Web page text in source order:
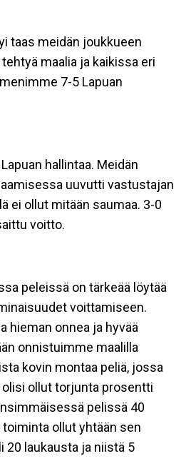
taas meidän joukkueen
maalia ja kaikissa eri
7-5 Lapuan
hallintaa. Meidän
uuvutti vastustajan
ei ollut mitään saumaa. 3-0
voitto.
peleissä on tärkeää löytää
voittamiseen.
hieman onnea ja hyvää
onnistuimme maalilla
kovin montaa peliä, jossa
olisi ollut torjunta prosentti
pelissä 40
toiminta ollut yhtään sen
20 laukausta ja niistä 5